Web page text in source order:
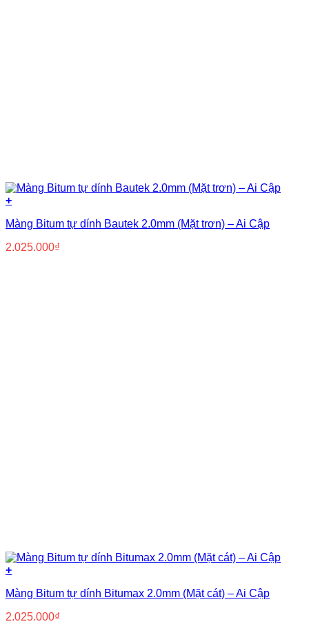
+
Màng Bitum tự dính Bautek 2.0mm (Mặt trơn) – Ai Cập
2.025.000₫
+
Màng Bitum tự dính Bitumax 2.0mm (Mặt cát) – Ai Cập
2.025.000₫